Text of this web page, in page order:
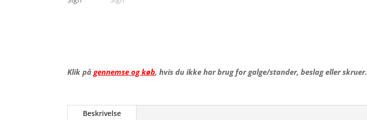
Klik pågennemse og køb, hvis du ikke har brug for galge/stander, beslag eller skruer.
Beskrivelse